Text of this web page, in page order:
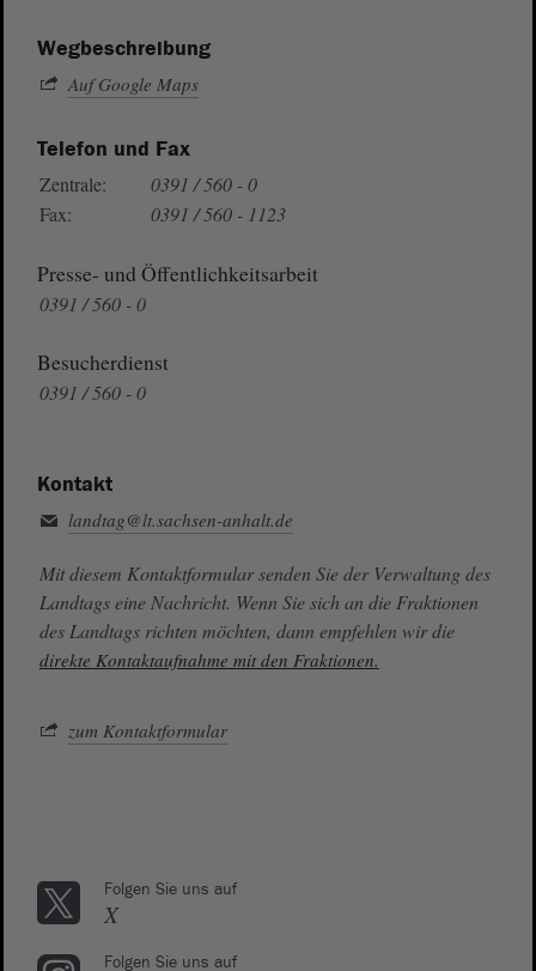
Wegbeschreibung
Auf Google Maps
Telefon und Fax
Zentrale:
0391 / 560 - 0
Fax:
0391 / 560 - 1123
Presse- und Öffentlichkeitsarbeit
0391 / 560 - 0
Besucherdienst
0391 / 560 - 0
Kontakt
landtag@lt.sachsen-anhalt.de
Mit diesem Kontaktformular senden Sie der Verwaltung des
Landtags eine Nachricht. Wenn Sie sich an die Fraktionen
des Landtags richten möchten, dann empfehlen wir die
direkte Kontaktaufnahme mit den Fraktionen.
zum Kontaktformular
Folgen Sie uns auf
X
Folgen Sie uns auf